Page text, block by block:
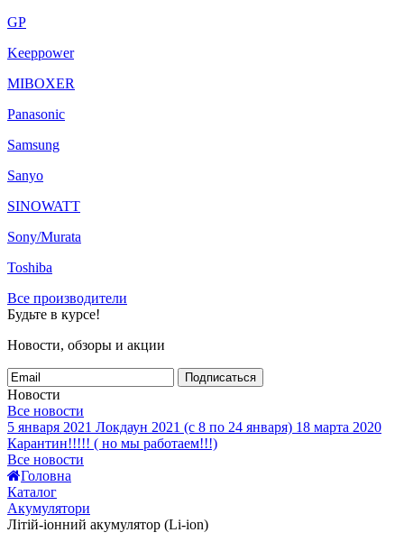
GP
Keeppower
MIBOXER
Panasonic
Samsung
Sanyo
SINOWATT
Sony/Murata
Toshiba
Все производители
Будьте в курсе!
Новости, обзоры и акции
Подписаться
Новости
Все новости
5 января 2021 Локдаун 2021 (с 8 по 24 января) 18 марта 2020
Карантин!!!!! ( но мы работаем!!!)
Все новости
Головна
Каталог
Акумулятори
Літій-іонний акумулятор (Li-ion)